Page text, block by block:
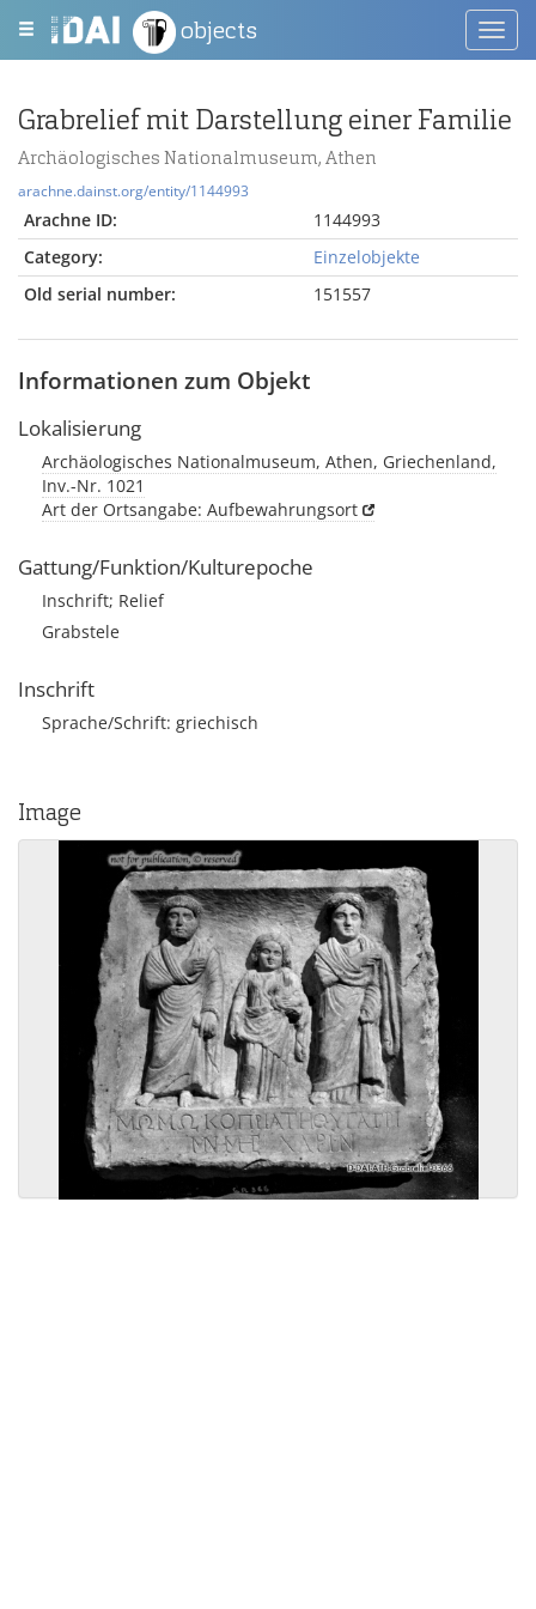
objects
Grabrelief mit Darstellung einer Familie
Archäologisches Nationalmuseum, Athen
arachne.dainst.org/entity/1144993
Arachne ID:
1144993
Category:
Einzelobjekte
Old serial number:
151557
Informationen zum Objekt
Lokalisierung
Archäologisches Nationalmuseum, Athen, Griechenland,
Inv.-Nr. 1021
Art der Ortsangabe: Aufbewahrungsort
Gattung/Funktion/Kulturepoche
Inschrift; Relief
Grabstele
Inschrift
Sprache/Schrift: griechisch
Image